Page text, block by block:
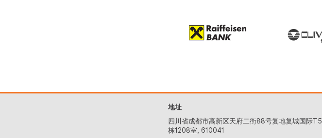
地址
四川省成都市高新区天府二街88号复地复城国际T5
栋1208室, 610041